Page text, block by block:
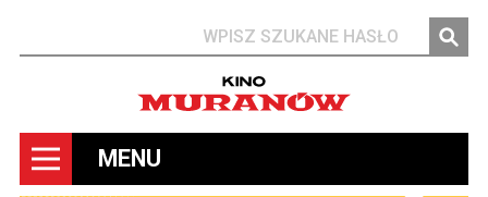
MENU